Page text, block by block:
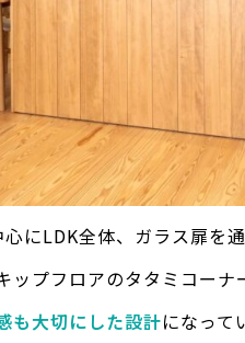
にLDK全体、ガラス扉を通
プフロアのタタミコーナ
も大切にした設計になって